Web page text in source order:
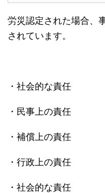
労災認定された場合、
されています。
・社会的な責任
・民事上の責任
・補償上の責任
・行政上の責任
・社会的な責任